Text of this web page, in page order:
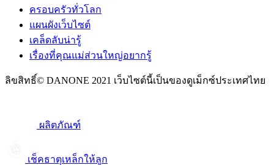
ครอบครัวทั่วโลก
แผนผังเว็บไซต์
เคล็ดลับน่ารู้
เรื่องที่คุณแม่ส่วนใหญ่อยากรู้
ลิขสิทธิ์© DANONE 2021 เว็บไซต์นี้เป็นของดูเม็กซ์ประเทศไทย
ผลิตภัณฑ์
เช็คธาตุเหล็กให้ลูก​